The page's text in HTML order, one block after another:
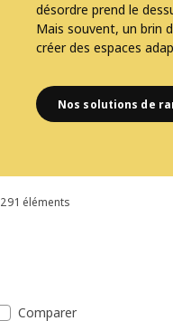
désordre prend le
Mais souvent, un brin
créer des espaces
Nos solutions de
Trier et filtrer
291 éléments
Liste des résultats
Comparer